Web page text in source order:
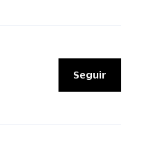
Seguir